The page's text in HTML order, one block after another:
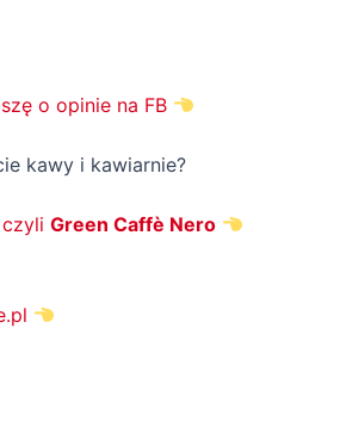
o opinie na FB
kawy i kawiarnie?
Green Caffè Nero
.pl